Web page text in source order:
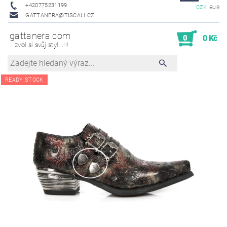
+420775231199
GATTANERA@TISCALI.CZ
CZK EUR
gattanera.com
...zvol si svůj styl...!!!
0 0 Kč
READY STOCK